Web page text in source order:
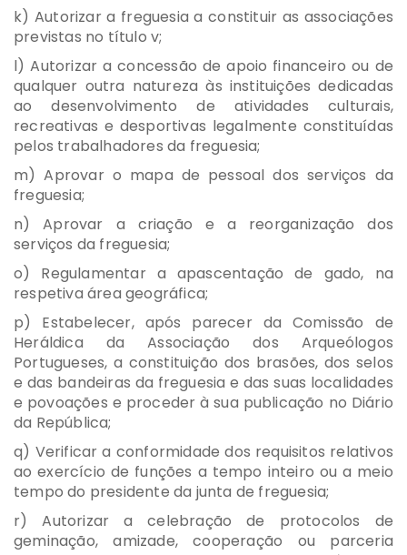
k) Autorizar a freguesia a constituir as associações
previstas no título v;
l) Autorizar a concessão de apoio financeiro ou de
qualquer outra natureza às instituições dedicadas
ao desenvolvimento de atividades culturais,
recreativas e desportivas legalmente constituídas
pelos trabalhadores da freguesia;
m) Aprovar o mapa de pessoal dos serviços da
freguesia;
n) Aprovar a criação e a reorganização dos
serviços da freguesia;
o) Regulamentar a apascentação de gado, na
respetiva área geográfica;
p) Estabelecer, após parecer da Comissão de
Heráldica da Associação dos Arqueólogos
Portugueses, a constituição dos brasões, dos selos
e das bandeiras da freguesia e das suas localidades
e povoações e proceder à sua publicação no Diário
da República;
q) Verificar a conformidade dos requisitos relativos
ao exercício de funções a tempo inteiro ou a meio
tempo do presidente da junta de freguesia;
r) Autorizar a celebração de protocolos de
geminação, amizade, cooperação ou parceria